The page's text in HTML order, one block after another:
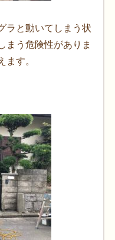
ラと動いてしまう状
まう危険性がありま
す。